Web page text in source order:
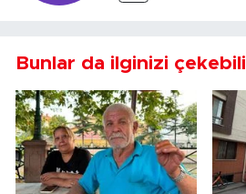
Bunlar da ilginizi